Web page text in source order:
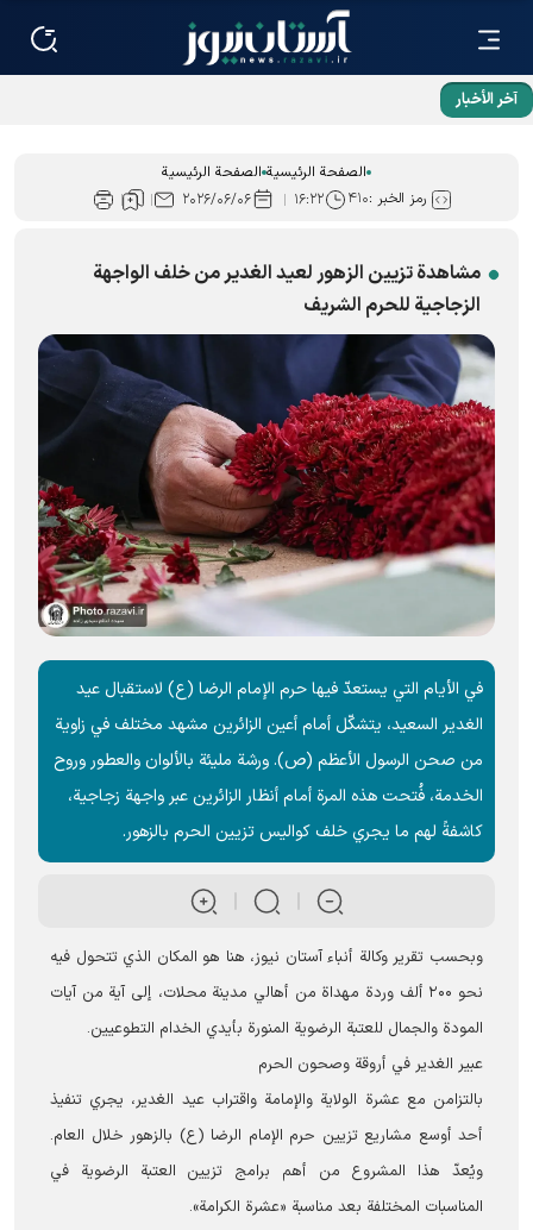
آخر الأخبار
الصفحة الرئيسية الصفحة الرئيسية
رمز الخبر :۴۱۰ ۱۶:۲۲ ۲۰۲۶/۰۶/۰۶
مشاهدة تزيين الزهور لعيد الغدير من خلف الواجهة
الزجاجية للحرم الشریف
في الأيام التي يستعدّ فيها حرم الإمام الرضا (ع) لاستقبال عيد
الغدير السعيد، يتشكّل أمام أعين الزائرين مشهد مختلف في زاوية
من صحن الرسول الأعظم (ص). ورشة ملیئة بالألوان والعطور وروح
الخدمة، فُتحت هذه المرة أمام أنظار الزائرين عبر واجهة زجاجية،
كاشفةً لهم ما يجري خلف كواليس تزيين الحرم بالزهور.
وبحسب تقرير وكالة أنباء آستان نيوز، هنا هو المكان الذي تتحول فيه
نحو ۲۰۰ ألف وردة مهداة من أهالي مدینة محلات، إلى آية من آيات
المودة والجمال للعتبة الرضوية المنورة بأيدي الخدام التطوعيین.
عبير الغدير في أروقة وصحون الحرم
بالتزامن مع عشرة الولاية والإمامة واقتراب عيد الغدير، يجري تنفيذ
أحد أوسع مشاريع تزيين حرم الإمام الرضا (ع) بالزهور خلال العام.
ويُعدّ هذا المشروع من أهم برامج تزيين العتبة الرضوية في
المناسبات المختلفة بعد مناسبة «عشرة الكرامة».